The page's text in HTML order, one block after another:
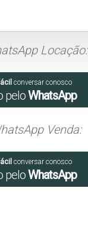
Locação:
conversar conosco
peloWhatsApp
Venda:
conversar conosco
peloWhatsApp